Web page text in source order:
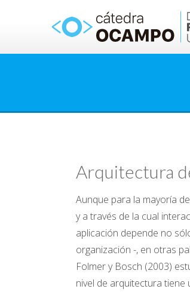
Arquitectura
Aunque para la mayoría
y a través de la cual
aplicación depende no
organización -, en otras
Folmer y Bosch (2003)
nivel de arquitectura tiene